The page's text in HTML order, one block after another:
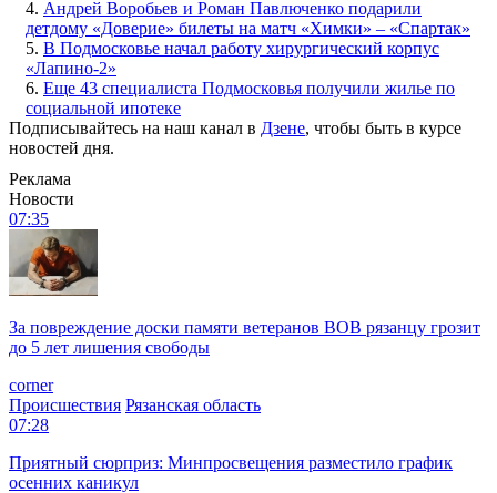
4. Андрей Воробьев и Роман Павлюченко подарили
детдому «Доверие» билеты на матч «Химки» – «Спартак»
5. В Подмосковье начал работу хирургический корпус
«Лапино-2»
6. Еще 43 специалиста Подмосковья получили жилье по
социальной ипотеке
Подписывайтесь на наш канал в Дзене, чтобы быть в курсе
новостей дня.
Реклама
Новости
07:35
За повреждение доски памяти ветеранов ВОВ рязанцу грозит
до 5 лет лишения свободы
corner
Происшествия Рязанская область
07:28
Приятный сюрприз: Минпросвещения разместило график
осенних каникул